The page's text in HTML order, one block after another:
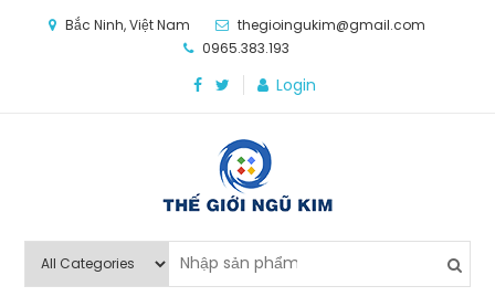
Bắc Ninh, Việt Nam
thegioingukim@gmail.com
0965.383.193
Login
Thế Giới Ngũ Kim
nghiệp sản xuất